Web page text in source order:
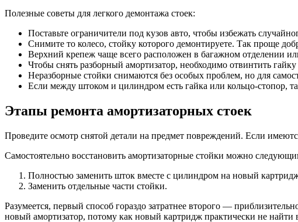
Полезные советы для легкого демонтажа стоек:
Поставьте ограничители под кузов авто, чтобы избежать
Снимите то колесо, стойку которого демонтируете. Так проще
Верхний крепеж чаще всего расположен в багажном отделении
Чтобы снять разборный амортизатор, необходимо отвинтить
Неразборные стойки снимаются без особых проблем, но для
Если между штоком и цилиндром есть гайка или кольцо-стопор,
Этапы ремонта амортизаторных стоек
Проведите осмотр снятой детали на предмет повреждений. Если
Самостоятельно восстановить амортизаторные стойки можно
Полностью заменить шток вместе с цилиндром на новый
Заменить отдельные части стойки.
Разумеется, первый способ гораздо затратнее второго —
новый амортизатор, потому как новый картридж практически не найти